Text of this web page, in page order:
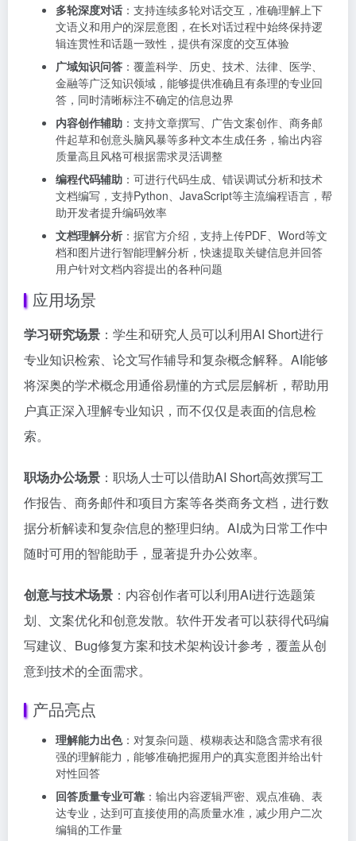
多轮深度对话 ：支持连续多轮对话交互，准确理解上下
文语义和用户的深层意图，在长对话过程中始终保持逻
辑连贯性和话题一致性，提供有深度的交互体验
广域知识问答 ：覆盖科学、历史、技术、法律、医学、
金融等广泛知识领域，能够提供准确且有条理的专业回
答，同时清晰标注不确定的信息边界
内容创作辅助 ：支持文章撰写、广告文案创作、商务邮
件起草和创意头脑风暴等多种文本生成任务，输出内容
质量高且风格可根据需求灵活调整
编程代码辅助 ：可进行代码生成、错误调试分析和技术
文档编写，支持Python、JavaScript等主流编程语言，帮
助开发者提升编码效率
文档理解分析 ：据官方介绍，支持上传PDF、Word等文
档和图片进行智能理解分析，快速提取关键信息并回答
用户针对文档内容提出的各种问题
应用场景
学习研究场景 ：学生和研究人员可以利用AI Short进行
专业知识检索、论文写作辅导和复杂概念解释。AI能够
将深奥的学术概念用通俗易懂的方式层层解析，帮助用
户真正深入理解专业知识，而不仅仅是表面的信息检
索。
职场办公场景 ：职场人士可以借助AI Short高效撰写工
作报告、商务邮件和项目方案等各类商务文档，进行数
据分析解读和复杂信息的整理归纳。AI成为日常工作中
随时可用的智能助手，显著提升办公效率。
创意与技术场景 ：内容创作者可以利用AI进行选题策
划、文案优化和创意发散。软件开发者可以获得代码编
写建议、Bug修复方案和技术架构设计参考，覆盖从创
意到技术的全面需求。
产品亮点
理解能力出色：对复杂问题、模糊表达和隐含需求有很
强的理解能力，能够准确把握用户的真实意图并给出针
对性回答
回答质量专业可靠 ：输出内容逻辑严密、观点准确、表
达专业，达到可直接使用的高质量水准，减少用户二次
编辑的工作量